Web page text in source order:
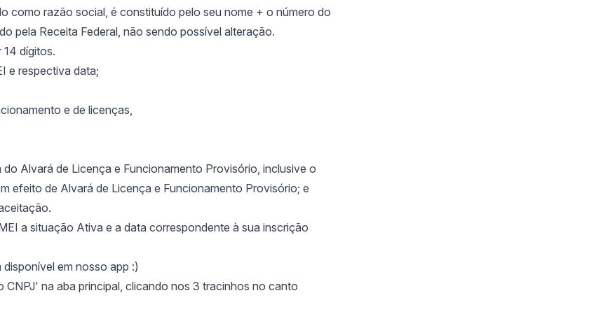
como razão social, é constituído pelo seu nome + o número do
pela Receita Federal, não sendo possível alteração.
dígitos.
e respectiva data;
e de licenças,
Alvará de Licença e Funcionamento Provisório, inclusive o
efeito de Alvará de Licença e Funcionamento Provisório; e
a situação Ativa e a data correspondente à sua inscrição
em nosso app :)
na aba principal, clicando nos 3 tracinhos no canto